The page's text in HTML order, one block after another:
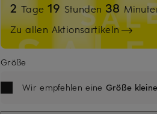
2 Tage19 Stunden 38
Zu allen Aktionsartikeln
Größe
Wir empfehlen eine Größe